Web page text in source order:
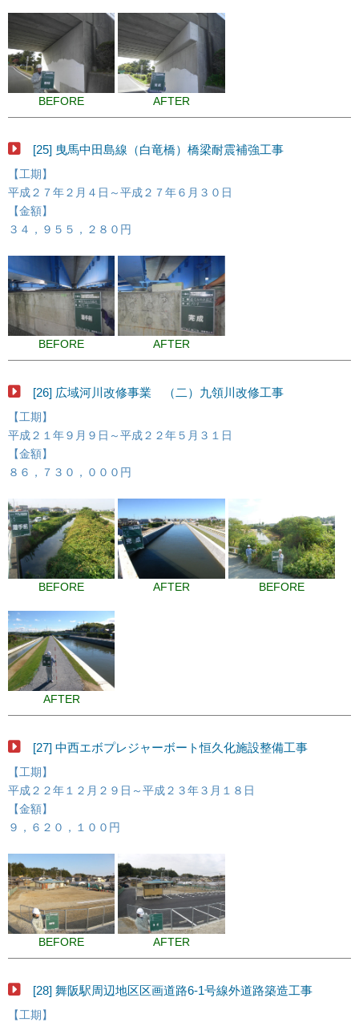
BEFORE AFTER
[25] 曳馬中田島線（白竜橋）橋梁耐震補強工事
【工期】
平成２７年２月４日～平成２７年６月３０日
【金額】
３４，９５５，２８０円
BEFORE AFTER
[26] 広域河川改修事業 （二）九領川改修工事
【工期】
平成２１年９月９日～平成２２年５月３１日
【金額】
８６，７３０，０００円
BEFORE AFTER BEFORE
AFTER
[27] 中西エボプレジャーボート恒久化施設整備工事
【工期】
平成２２年１２月２９日～平成２３年３月１８日
【金額】
９，６２０，１００円
BEFORE AFTER
[28] 舞阪駅周辺地区区画道路6-1号線外道路築造工事
【工期】